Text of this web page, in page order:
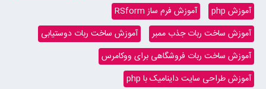
آموزش php
آموزش فرم ساز RSform
آموزش ساخت ربات جذب ممبر
آموزش ساخت ربات دوستیابی
آموزش ساخت ربات فروشگاهی برای ووکامرس
آموزش طراحی سایت داینامیک با php